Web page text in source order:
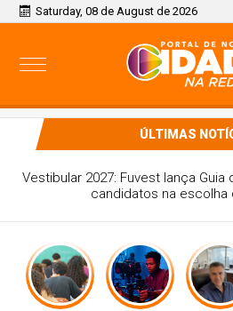
Saturday, 08 de August de 2026
ÚLTIMAS
Quer tirar um projeto cultural
principais editais